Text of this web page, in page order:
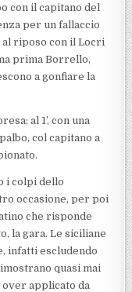
con il capitano del
per un fallaccio
al riposo con il Locri
prima Borrello,
a gonfiare la
al 1’, con una
col capitano a
i colpi dello
occasione, per poi
che risponde
la gara. Le siciliane
infatti escludendo
quasi mai
over applicato da